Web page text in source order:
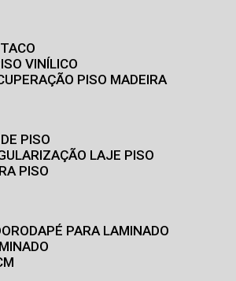
VINÍLICO
PISO MADEIRA
PISO
LAJE PISO
PISO
RODAPÉ PARA LAMINADO